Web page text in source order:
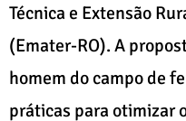
Técnica e Extensão
(Emater-RO). A
homem do campo de
práticas para otimizar